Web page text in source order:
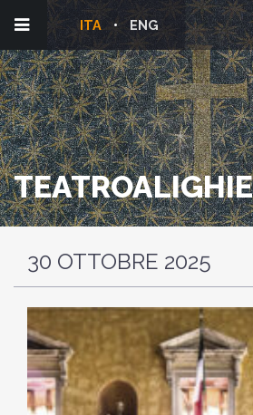
ENG
ITA
30 OTTOBRE 2025